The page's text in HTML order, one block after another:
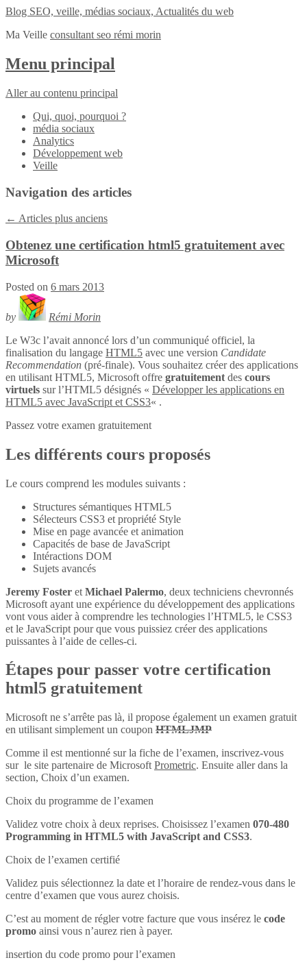
Blog SEO, veille, médias sociaux, Actualités du web
Ma Veille consultant seo rémi morin
Menu principal
Aller au contenu principal
Qui, quoi, pourquoi ?
média sociaux
Analytics
Développement web
Veille
Navigation des articles
← Articles plus anciens
Obtenez une certification html5 gratuitement avec
Microsoft
Posted on 6 mars 2013
by
Rémi Morin
Le W3c l’avait annoncé lors d’un communiqué officiel, la
finalisation du langage HTML5 avec une version Candidate
Recommendation (pré-finale). Vous souhaitez créer des applications
en utilisant HTML5, Microsoft offre gratuitement des cours
virtuels sur l’HTML5 désignés « Développer les applications en
HTML5 avec JavaScript et CSS3« .
Passez votre examen gratuitement
Les différents cours proposés
Le cours comprend les modules suivants :
Structures sémantiques HTML5
Sélecteurs CSS3 et propriété Style
Mise en page avancée et animation
Capacités de base de JavaScript
Intéractions DOM
Sujets avancés
Jeremy Foster et Michael Palermo, deux techniciens chevronnés
Microsoft ayant une expérience du développement des applications
vont vous aider à comprendre les technologies l’HTML5, le CSS3
et le JavaScript pour que vous puissiez créer des applications
puissantes à l’aide de celles-ci.
Étapes pour passer votre certification
html5 gratuitement
Microsoft ne s’arrête pas là, il propose également un examen gratuit
en utilisant simplement un coupon HTMLJMP
Comme il est mentionné sur la fiche de l’examen, inscrivez-vous
sur le site partenaire de Microsoft Prometric. Ensuite aller dans la
section, Choix d’un examen.
Choix du programme de l’examen
Validez votre choix à deux reprises. Choisissez l’examen 070-480
Programming in HTML5 with JavaScript and CSS3.
Choix de l’examen certifié
Validez puis sélectionnez la date et l’horaire de rendez-vous dans le
centre d’examen que vous aurez choisis.
C’est au moment de régler votre facture que vous insérez le code
promo ainsi vous n’aurez rien à payer.
insertion du code promo pour l’examen